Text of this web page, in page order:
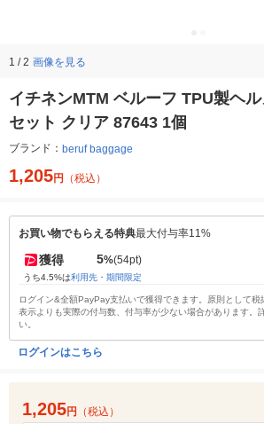
1 / 2 画像を見る
イチネンMTM ベルーフ TPU製ヘ
セット クリア 87643 1個
ブランド： beruf baggage
1,205円 （税込）
お買い物でもらえる特典最大付与率11%
獲得 5%(54pt)
うち4.5%は利用先・期間限定
ログイン&全額PayPay支払いで獲得できます。原則として税
表示よりも実際の付与数、付与率が少ない場合があります。
い。
ログインはこちら
1,205円 （税込）